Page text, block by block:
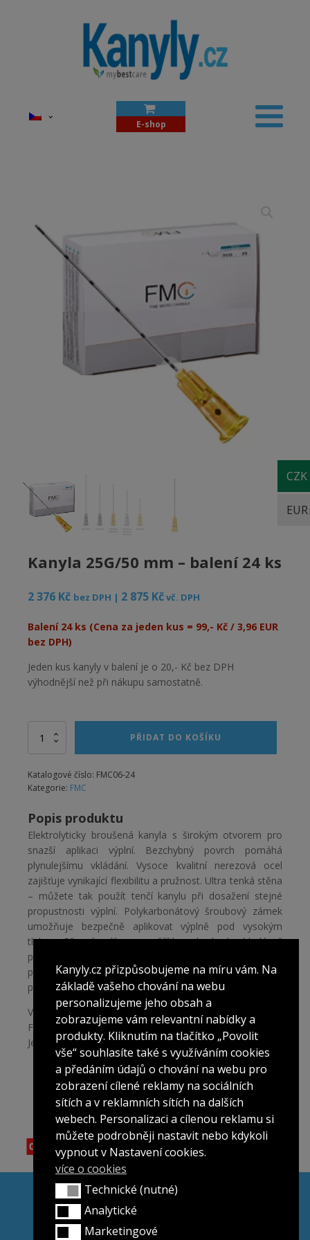
CZK
EUR
E-shop
Kanyla 25G/50 mm – balení 24 ks
2 376 Kč bez DPH | 2 875 Kčvč. DPH
Balení 24 ks (Cena za jeden kus = 99,- Kč / 3,96 EUR
bez DPH)
Jeden kus kanyly v balení je o 20,- Kč bez DPH
výhodnější než při nákupu samostatně.
Kanyla
-
balení
ks
množství
PŘIDAT DO KOŠÍKU
Alternative:
Katalogové číslo: FMC06-24
Kategorie: FMC
Popis produktu
Elektrolyticky broušená kanyla s širokým otvorem pro
snazší aplikaci výplní. Bezchybný povrch pomáhá
plynulejšímu vkládání. Vysoce kvalitní nerezová ocel
zajišťuje vynikající flexibilitu a pružnost. Ultra tenká stěna
– můžete tak použít tenčí kanylu při dosažení stejné
propustnosti výplní. Polykarbonátový šroubový zámek
umožňuje bezpečně aplikovat výplně pod vysokým
tlakem. Přesná aplikace – měřítko a bodový vyhledávač
pro přesnější aplikaci. Certifikace garantující bezpečné
použití –CE 0476aISO 13485:2003splňující podmínky
pro lékařské užití.
Výrobce: FEEL TECH CO.,Ltd., 3,4 Floor, Standard
Factory 2-dong, 15,Jayumuyeok2-gil, Gunsan-si,
Jeollabuk-do, Korea
Všeobecné obchodní podmínky
Ochrana osobních údajů
Kanyly.cz přizpůsobujeme na míru vám. Na
základě vašeho chování na webu
personalizujeme jeho obsah a
zobrazujeme vám relevantní nabídky a
produkty. Kliknutím na tlačítko „Povolit
vše“ souhlasíte také s využíváním cookies
a předáním údajů o chování na webu pro
zobrazení cílené reklamy na sociálních
sítích a v reklamních sítích na dalších
webech. Personalizaci a cílenou reklamu si
můžete podrobněji nastavit nebo kdykoli
vypnout v Nastavení cookies.
více o cookies
Technické (nutné)
Technické (nutné)
AnalytickéAnalytické
Marketingové
Marketingové